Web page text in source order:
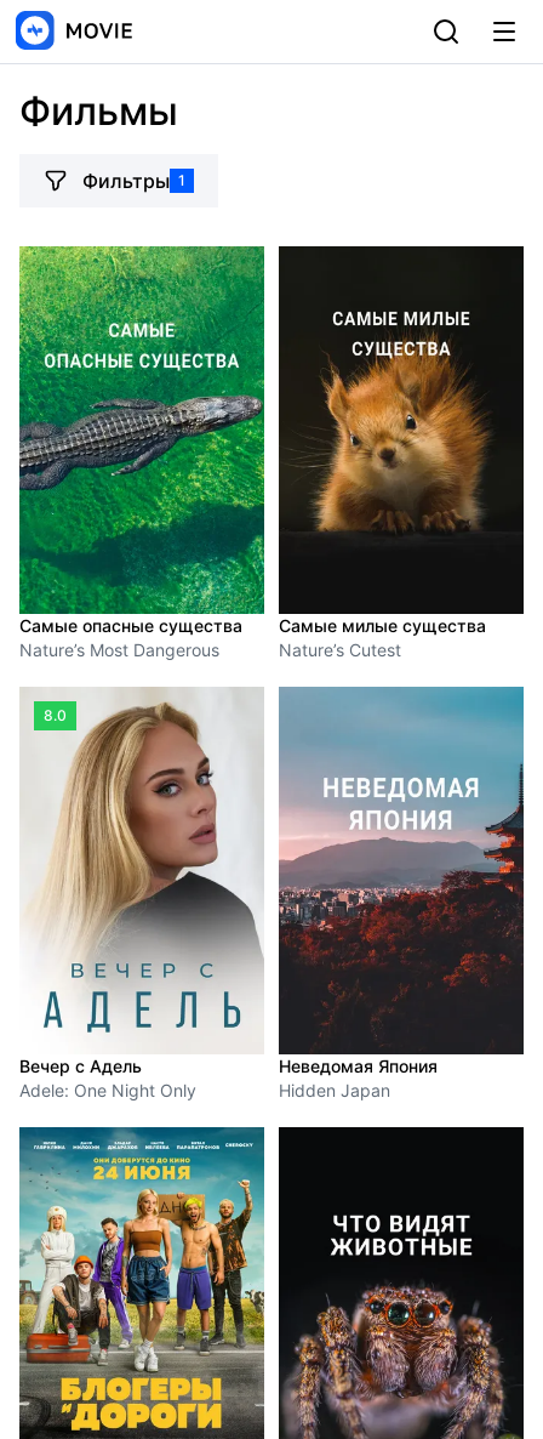
Фильмы
Фильтры 1
Самые опасные существа
Nature’s Most Dangerous
Самые милые существа
Nature’s Cutest
8.0
Вечер с Адель
Adele: One Night Only
Неведомая Япония
Hidden Japan